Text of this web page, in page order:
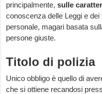
principalmente,sulle
conoscenza delle Leggi e
personale, magari basata
persone giuste.
Titolo di polizia
Unico obbligo è quello di
che si ottiene recandosi